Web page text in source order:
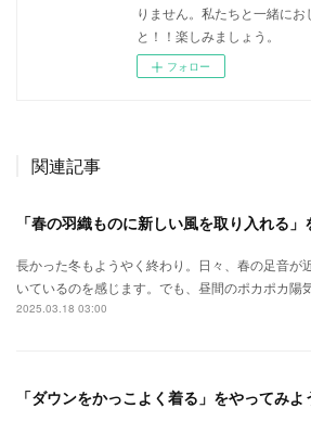
りません。私たちと一緒に
と！！楽しみましょう。
フォロー
関連記事
長かった冬もようやく終わり。日々、春の足音が
いているのを感じます。でも、昼間のポカポカ陽
2025.03.18 03:00
「ダウンをかっこよく着る」をやってみよ